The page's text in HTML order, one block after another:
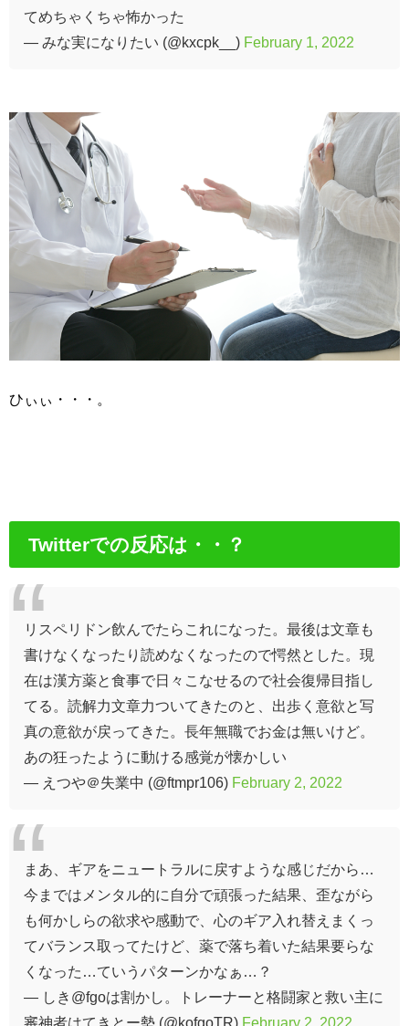
てめちゃくちゃ怖かった
— みな実になりたい (@kxcpk__) February 1, 2022
ひぃぃ・・・。
Twitterでの反応は・・？
リスペリドン飲んでたらこれになった。最後は文章も
書けなくなったり読めなくなったので愕然とした。現
在は漢方薬と食事で日々こなせるので社会復帰目指し
てる。読解力文章力ついてきたのと、出歩く意欲と写
真の意欲が戻ってきた。長年無職でお金は無いけど。
あの狂ったように動ける感覚が懐かしい
— えつや＠失業中 (@ftmpr106) February 2, 2022
まあ、ギアをニュートラルに戻すような感じだから…
今まではメンタル的に自分で頑張った結果、歪ながら
も何かしらの欲求や感動で、心のギア入れ替えまくっ
てバランス取ってたけど、薬で落ち着いた結果要らな
くなった…ていうパターンかなぁ…？
— しき@fgoは割かし。トレーナーと格闘家と救い主に
審神者はてきとー勢 (@kofgoTR) February 2, 2022